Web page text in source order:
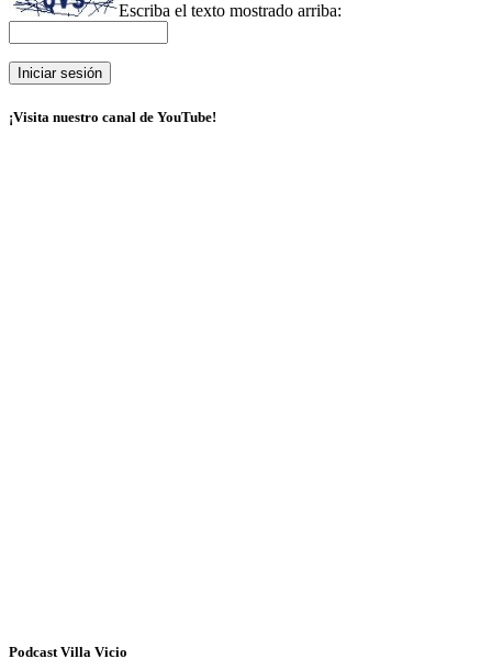
Escriba el texto mostrado arriba:
¡Visita nuestro canal de YouTube!
Podcast Villa Vicio